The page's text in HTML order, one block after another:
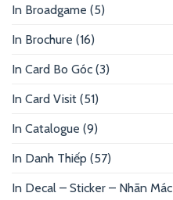
In Broadgame (5)
In Brochure (16)
In Card Bo Góc (3)
In Card Visit (51)
In Catalogue (9)
In Danh Thiếp (57)
In Decal – Sticker – Nhãn Mác